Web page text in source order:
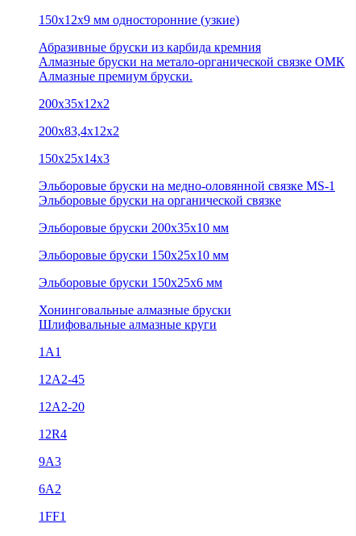
150х12х9 мм односторонние (узкие)
Абразивные бруски из карбида кремния
Алмазные бруски на метало-органической связке ОМК
Алмазные премиум бруски.
200х35х12х2
200х83,4х12х2
150х25х14х3
Эльборовые бруски на медно-оловянной связке MS-1
Эльборовые бруски на органической связке
Эльборовые бруски 200х35х10 мм
Эльборовые бруски 150х25х10 мм
Эльборовые бруски 150х25х6 мм
Хонинговальные алмазные бруски
Шлифовальные алмазные круги
1А1
12A2-45
12А2-20
12R4
9А3
6А2
1FF1